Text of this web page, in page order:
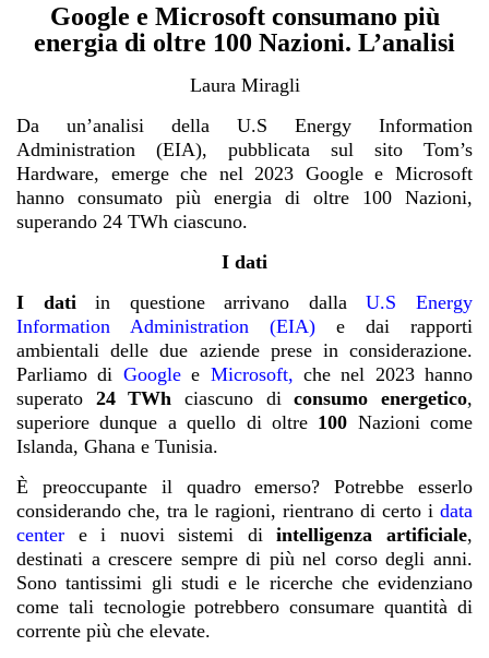
Google e Microsoft consumano più
energia di oltre 100 Nazioni. L’analisi
Laura Miragli
Da un’analisi della U.S Energy Information
Administration (EIA), pubblicata sul sito Tom’s
Hardware, emerge che nel 2023 Google e Microsoft
hanno consumato più energia di oltre 100 Nazioni,
superando 24 TWh ciascuno.
I dati
I datiin questione arrivano dallaU.S Energy
Information Administration (EIA)
e dai rapporti
ambientali delle due aziende prese in considerazione.
Parliamo di Google e Microsoft, che nel 2023 hanno
superato 24 TWh ciascuno diconsumo energetico,
superiore dunque a quello di oltre 100 Nazioni come
Islanda, Ghana e Tunisia.
È preoccupante il quadro emerso? Potrebbe esserlo
considerando che, tra le ragioni, rientrano di certo i data
center e i nuovi sistemi diintelligenza artificiale,
destinati a crescere sempre di più nel corso degli anni.
Sono tantissimi gli studi e le ricerche che evidenziano
come tali tecnologie potrebbero consumare quantità di
corrente più che elevate.